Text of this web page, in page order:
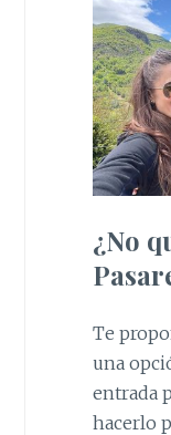
¿No
Te
una
entrada
hacerlo